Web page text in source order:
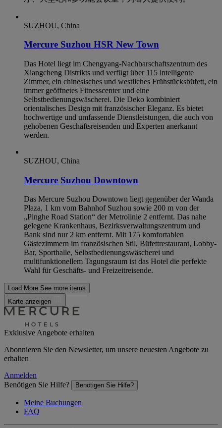
SUZHOU, China
Mercure Suzhou HSR New Town
Das Hotel liegt im Chengyang-Nachbarschaftszentrum des
Xiangcheng Distrikts und verfügt über 115 intelligente
Zimmer, ein chinesisches und westliches Frühstücksbüfett, ein
immer geöffnetes Fitnesscenter und eine
Selbstbedienungswäscherei. Die Deko kombiniert
orientalisches Design mit französischer Eleganz. Es bietet
hochwertige und umfassende Dienstleistungen, die auch von
gehobenen Geschäftsreisenden und Experten anerkannt
werden.
SUZHOU, China
Mercure Suzhou Downtown
Das Mercure Suzhou Downtown liegt gegenüber der Wanda
Plaza, 1 km vom Bahnhof Suzhou sowie 200 m von der
„Pinghe Road Station“ der Metrolinie 2 entfernt. Das nahe
gelegene Krankenhaus, Bezirksverwaltungszentrum und
Bank sind nur 2 km entfernt. Mit 175 komfortablen
Gästezimmern im französischen Stil, Büfettrestaurant, Lobby-
Bar, Sporthalle, Selbstbedienungswäscherei und
multifunktionellem Tagungsraum ist das Hotel die perfekte
Wahl für Geschäfts- und Freizeitreisende.
Load More See more items
Karte anzeigen
Exklusive Angebote erhalten
Abonnieren Sie den Newsletter, um unsere neuesten Angebote zu
erhalten
Anmelden
Benötigen Sie Hilfe?
Benötigen Sie Hilfe?
Meine Buchungen
FAQ